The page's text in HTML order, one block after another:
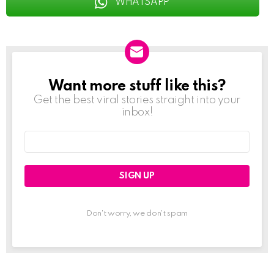
WHATSAPP
NEWSLETTER
Want more stuff like this?
Get the best viral stories straight into your
inbox!
Don't worry, we don't spam